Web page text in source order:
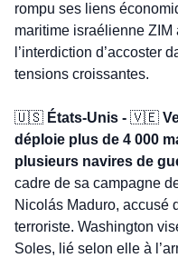
rompu ses liens
maritime israélienne ZIM
l’interdiction d’accoster
tensions croissantes.
🇺🇸 États-Unis - 🇻🇪
déploie plus de 4 000
plusieurs navires de
cadre de sa campagne
Nicolás Maduro, accusé
terroriste. Washington
Soles, lié selon elle à